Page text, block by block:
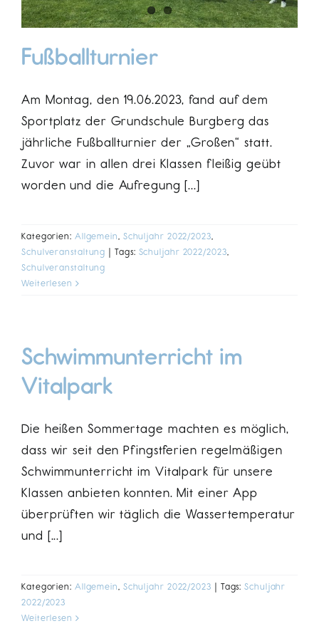
Fußballturnier
Am Montag, den 19.06.2023, fand auf dem
Sportplatz der Grundschule Burgberg das
jährliche Fußballturnier der „Großen“ statt.
Zuvor war in allen drei Klassen fleißig geübt
worden und die Aufregung [...]
Kategorien: Allgemein, Schuljahr 2022/2023,
Schulveranstaltung
Tags: Schuljahr 2022/2023,
Schulveranstaltung
Weiterlesen
Schwimmunterricht im
Vitalpark
Die heißen Sommertage machten es möglich,
dass wir seit den Pfingstferien regelmäßigen
Schwimmunterricht im Vitalpark für unsere
Klassen anbieten konnten. Mit einer App
überprüften wir täglich die Wassertemperatur
und [...]
Kategorien: Allgemein, Schuljahr 2022/2023 Tags:Schuljahr
2022/2023
Weiterlesen